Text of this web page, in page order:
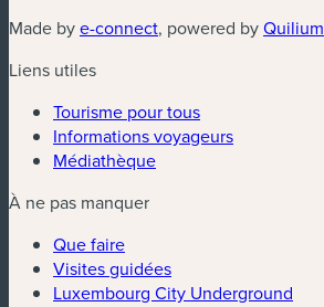
Made bye-connect(nouvelle fenêtre)
, powered byQuilium
Liens utiles
Tourisme pour tous
Informations voyageurs
Médiathèque
À ne pas manquer
Que faire
Visites guidées
Luxembourg City Underground